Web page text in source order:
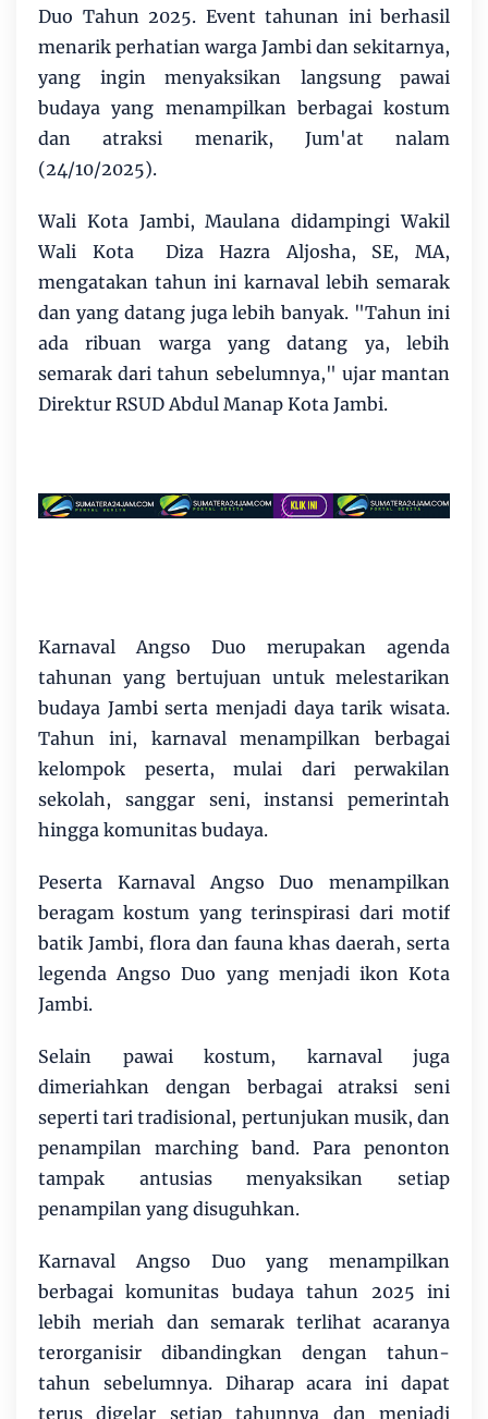
Duo Tahun 2025. Event tahunan ini berhasil
menarik perhatian warga Jambi dan sekitarnya,
yang ingin menyaksikan langsung pawai
budaya yang menampilkan berbagai kostum
dan atraksi menarik, Jum'at nalam
(24/10/2025).
Wali Kota Jambi, Maulana didampingi Wakil
Wali Kota Diza Hazra Aljosha, SE, MA,
mengatakan tahun ini karnaval lebih semarak
dan yang datang juga lebih banyak. "Tahun ini
ada ribuan warga yang datang ya, lebih
semarak dari tahun sebelumnya," ujar mantan
Direktur RSUD Abdul Manap Kota Jambi.
Karnaval Angso Duo merupakan agenda
tahunan yang bertujuan untuk melestarikan
budaya Jambi serta menjadi daya tarik wisata.
Tahun ini, karnaval menampilkan berbagai
kelompok peserta, mulai dari perwakilan
sekolah, sanggar seni, instansi pemerintah
hingga komunitas budaya.
Peserta Karnaval Angso Duo menampilkan
beragam kostum yang terinspirasi dari motif
batik Jambi, flora dan fauna khas daerah, serta
legenda Angso Duo yang menjadi ikon Kota
Jambi.
Selain pawai kostum, karnaval juga
dimeriahkan dengan berbagai atraksi seni
seperti tari tradisional, pertunjukan musik, dan
penampilan marching band. Para penonton
tampak antusias menyaksikan setiap
penampilan yang disuguhkan.
Karnaval Angso Duo yang menampilkan
berbagai komunitas budaya tahun 2025 ini
lebih meriah dan semarak terlihat acaranya
terorganisir dibandingkan dengan tahun-
tahun sebelumnya. Diharap acara ini dapat
terus digelar setiap tahunnya dan menjadi